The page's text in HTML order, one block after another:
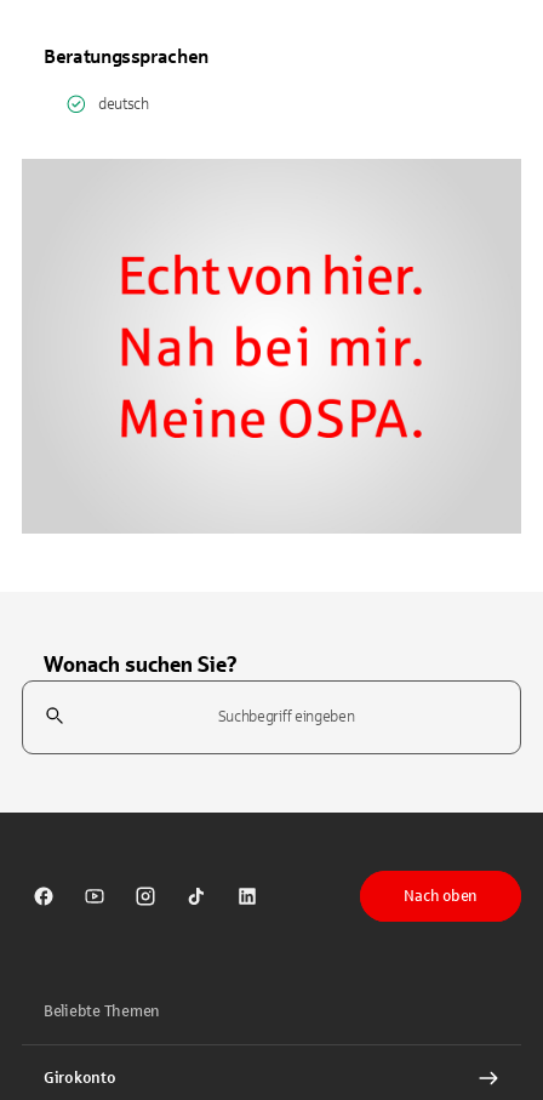
Beratungssprachen
deutsch
Wonach suchen Sie?
Suchfeld
Sparkasse auf Facebook
Sparkasse auf Youtube
Sparkasse auf Instagram
Sparkasse auf TikTok
Sparkasse auf LinkedIn
Nach oben
Beliebte Themen
Girokonto